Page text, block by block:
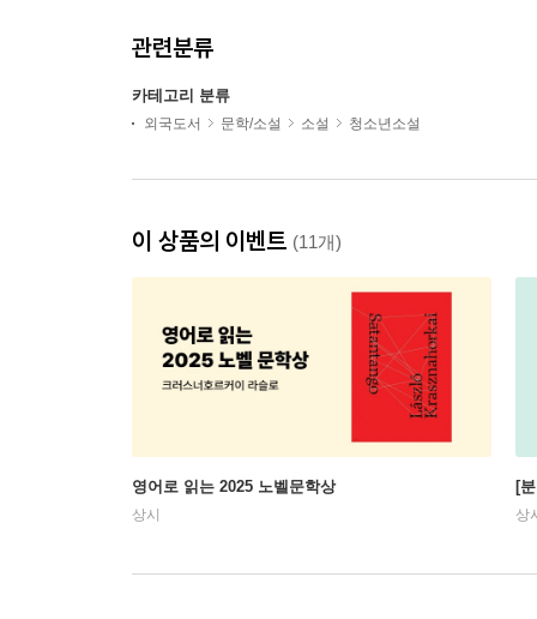
관련분류
카테고리 분류
외국도서 문학/소설 소설 청소년소설
이 상품의 이벤트 (11개)
영어로 읽는 2025 노벨문학상
상시
[
상